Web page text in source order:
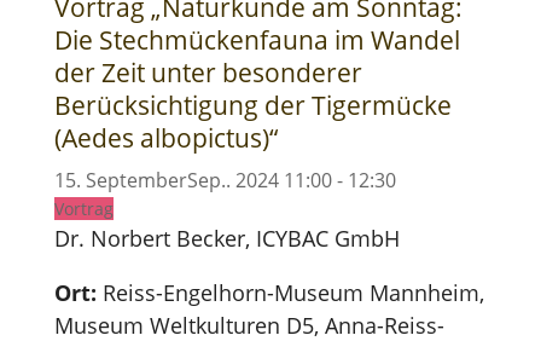
Vortrag „Naturkunde am Sonntag:
Die Stechmückenfauna im Wandel
der Zeit unter besonderer
Berücksichtigung der Tigermücke
(Aedes albopictus)“
15. SeptemberSep.. 2024 11:00- 12:30
Vortrag
Dr. Norbert Becker, ICYBAC GmbH
Ort: Reiss-Engelhorn-Museum Mannheim,
Museum Weltkulturen D5, Anna-Reiss-